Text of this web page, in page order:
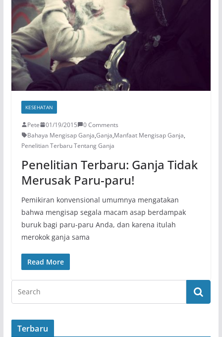
KESEHATAN
Pete 01/19/2015
0 Comments
Bahaya Mengisap Ganja,Ganja,Manfaat Mengisap Ganja,
Penelitian Terbaru Tentang Ganja
Penelitian Terbaru: Ganja Tidak
Merusak Paru-paru!
Pemikiran konvensional umumnya mengatakan
bahwa mengisap segala macam asap berdampak
buruk bagi paru-paru Anda, dan karena itulah
merokok ganja sama
Read More
Terbaru